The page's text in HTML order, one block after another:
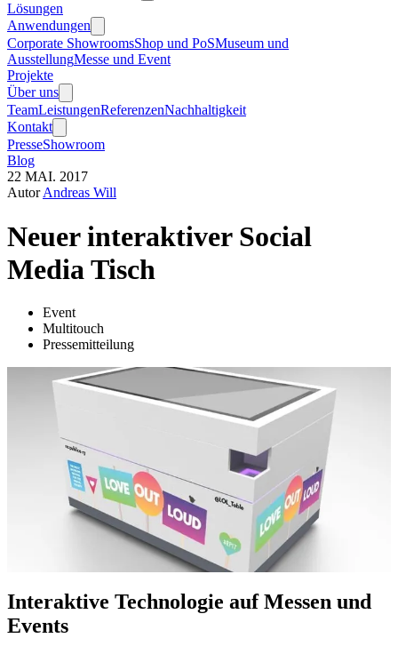
Lösungen
Anwendungen
Corporate ShowroomsShop und PoSMuseum und
AusstellungMesse und Event
Projekte
Über uns
TeamLeistungenReferenzenNachhaltigkeit
Kontakt
PresseShowroom
Blog
22 MAI. 2017
AutorAndreas Will
Neuer interaktiver Social
Media Tisch
Event
Multitouch
Pressemitteilung
Interaktive Technologie auf Messen und
Events